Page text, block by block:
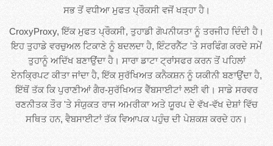
ਸਭ ਤੋਂ ਵਧੀਆ ਮੁਫਤ ਪ੍ਰੌਕਸੀ ਵਜੋਂ ਖੜ੍ਹਾ ਹੈ।
CroxyProxy, ਇੱਕ ਮੁਫਤ ਪ੍ਰੌਕਸੀ, ਤੁਹਾਡੀ ਗੋਪਨੀਯਤਾ ਨੂੰ ਤਰਜੀਹ ਦਿੰਦੀ ਹੈ।
ਇਹ ਤੁਹਾਡੇ ਵਰਚੁਅਲ ਟਿਕਾਣੇ ਨੂੰ ਬਦਲਦਾ ਹੈ, ਇੰਟਰਨੈੱਟ 'ਤੇ ਸਰਫਿੰਗ ਕਰਦੇ ਸਮੇਂ
ਤੁਹਾਨੂੰ ਅਦਿੱਖ ਬਣਾਉਂਦਾ ਹੈ। ਸਾਰਾ ਡਾਟਾ ਟ੍ਰਾਂਸਫਰ ਕਰਨ ਤੋਂ ਪਹਿਲਾਂ
ਏਨਕ੍ਰਿਪਟ ਕੀਤਾ ਜਾਂਦਾ ਹੈ, ਇੱਕ ਸੁਰੱਖਿਅਤ ਕਨੈਕਸ਼ਨ ਨੂੰ ਯਕੀਨੀ ਬਣਾਉਂਦਾ ਹੈ,
ਇੱਥੋਂ ਤੱਕ ਕਿ ਪੁਰਾਣੀਆਂ ਗੈਰ-ਸੁਰੱਖਿਅਤ ਵੈੱਬਸਾਈਟਾਂ ਲਈ ਵੀ। ਸਾਡੇ ਸਰਵਰ
ਰਣਨੀਤਕ ਤੌਰ 'ਤੇ ਸੰਯੁਕਤ ਰਾਜ ਅਮਰੀਕਾ ਅਤੇ ਯੂਰਪ ਦੇ ਵੱਖ-ਵੱਖ ਦੇਸ਼ਾਂ ਵਿੱਚ
ਸਥਿਤ ਹਨ, ਵੈਬਸਾਈਟਾਂ ਤੱਕ ਵਿਆਪਕ ਪਹੁੰਚ ਦੀ ਪੇਸ਼ਕਸ਼ ਕਰਦੇ ਹਨ।